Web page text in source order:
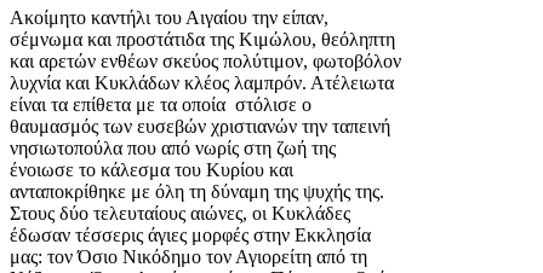
Ακοίμητο καντήλι του Αιγαίου την είπαν,
σέμνωμα και προστάτιδα της Κιμώλου, θεόληπτη
και αρετών ενθέων σκεύος πολύτιμον, φωτοβόλον
λυχνία και Κυκλάδων κλέος λαμπρόν. Ατέλειωτα
είναι τα επίθετα με τα οποία στόλισε ο
θαυμασμός των ευσεβών χριστιανών την ταπεινή
νησιωτοπούλα που από νωρίς στη ζωή της
ένοιωσε το κάλεσμα του Κυρίου και
ανταποκρίθηκε με όλη τη δύναμη της ψυχής της.
Στους δύο τελευταίους αιώνες, οι Κυκλάδες
έδωσαν τέσσερις άγιες μορφές στην Εκκλησία
μας: τον Όσιο Νικόδημο τον Αγιορείτη από τη